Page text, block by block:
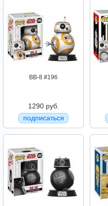
BB-8 #196
1290 руб.
подписаться